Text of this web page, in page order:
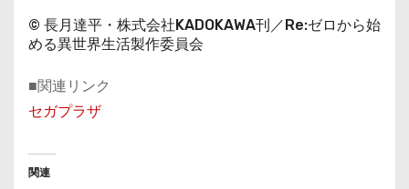
© 長月達平・株式会社KADOKAWA刊／Re:ゼロから始
める異世界生活製作委員会
■関連リンク
セガプラザ
関連